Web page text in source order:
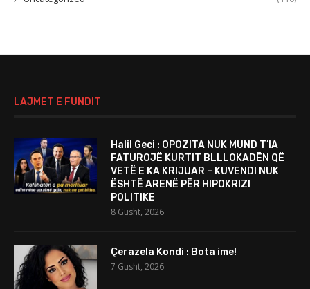
LAJMET E FUNDIT
Halil Geci : OPOZITA NUK MUND T’IA
FATUROJË KURTIT BLLLOKADËN QË
VETË E KA KRIJUAR – KUVENDI NUK
ËSHTË ARENË PËR HIPOKRIZI
POLITIKE
8 Gusht, 2026
Çerazela Kondi : Bota ime!
7 Gusht, 2026